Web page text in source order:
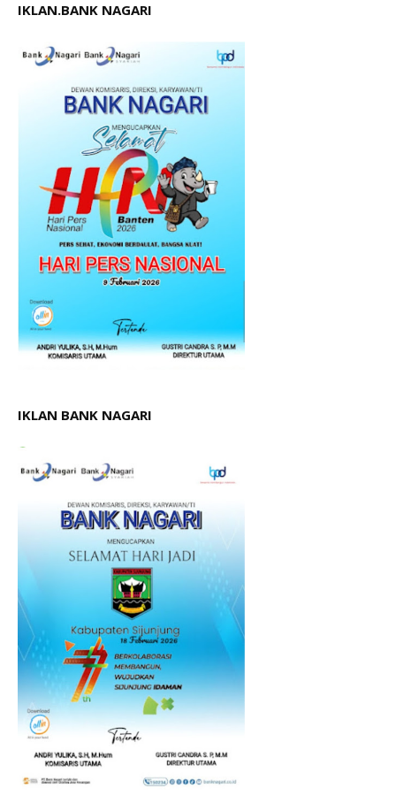
IKLAN.BANK NAGARI
IKLAN BANK NAGARI